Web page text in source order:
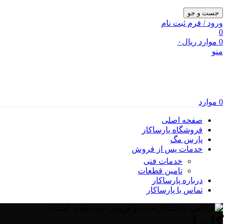
جست و جو
ورود / فرم ثبت نام
0
0 موارد ریال ۰
منو
0 موارد
صفحه اصلی
فروشگاه پارساکار
پارس مگ
خدمات پس از فروش
خدمات فنی
تامین قطعات
درباره پارساکار
تماس با پارساکار